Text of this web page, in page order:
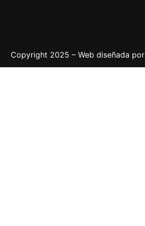
Copyright 2025 – Web diseñada por